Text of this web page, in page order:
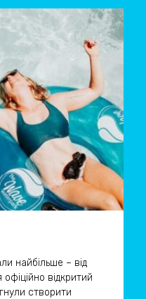
найбільше – від
офіційно відкритий
створити